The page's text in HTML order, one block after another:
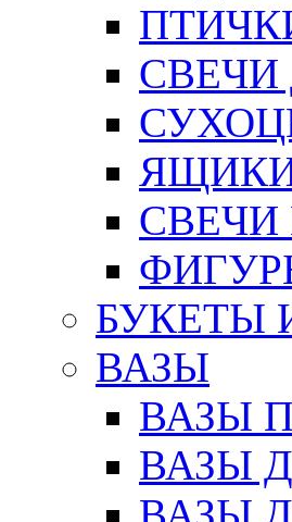
СВЕЧИ
СВЕЧИ
БУКЕТЫ
ВАЗЫ
ВАЗЫ
ВАЗЫ